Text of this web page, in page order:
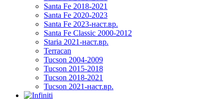
Santa Fe 2018-2021
Santa Fe 2020-2023
Santa Fe 2023-наст.вр.
Santa Fe Classic 2000-2012
Staria 2021-наст.вр.
Terracan
Tucson 2004-2009
Tucson 2015-2018
Tucson 2018-2021
Tucson 2021-наст.вр.